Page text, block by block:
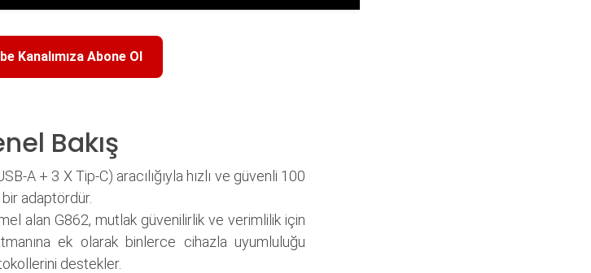
Kanalımıza Abone Ol
Bakış
A + 3 X Tip-C) aracılığıyla hızlı ve güvenli 100
adaptördür.
alan G862, mutlak güvenilirlik ve verimlilik için
ek olarak binlerce cihazla uyumluluğu
destekler.